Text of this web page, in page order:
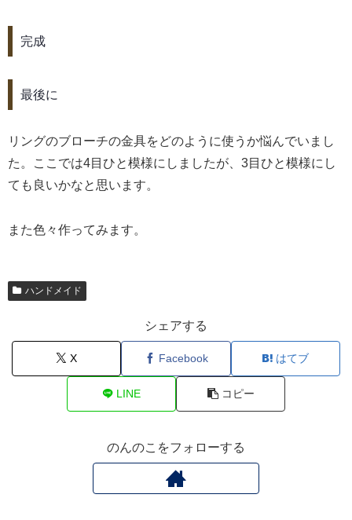
完成
最後に
リングのブローチの金具をどのように使うか悩んでいまし
た。ここでは4目ひと模様にしましたが、3目ひと模様にし
ても良いかなと思います。
また色々作ってみます。
ハンドメイド
シェアする
X Facebook はてブ
LINE コピー
のんのこをフォローする